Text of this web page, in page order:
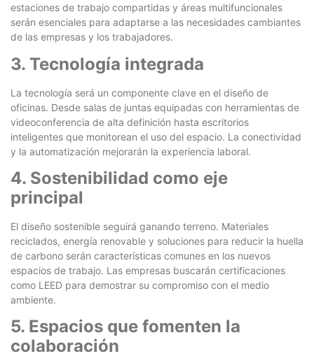
estaciones de trabajo compartidas y áreas multifuncionales
serán esenciales para adaptarse a las necesidades cambiantes
de las empresas y los trabajadores.
3. Tecnología integrada
La tecnología será un componente clave en el diseño de
oficinas. Desde salas de juntas equipadas con herramientas de
videoconferencia de alta definición hasta escritorios
inteligentes que monitorean el uso del espacio. La conectividad
y la automatización mejorarán la experiencia laboral.
4. Sostenibilidad como eje
principal
El diseño sostenible seguirá ganando terreno. Materiales
reciclados, energía renovable y soluciones para reducir la huella
de carbono serán características comunes en los nuevos
espacios de trabajo. Las empresas buscarán certificaciones
como LEED para demostrar su compromiso con el medio
ambiente.
5. Espacios que fomenten la
colaboración